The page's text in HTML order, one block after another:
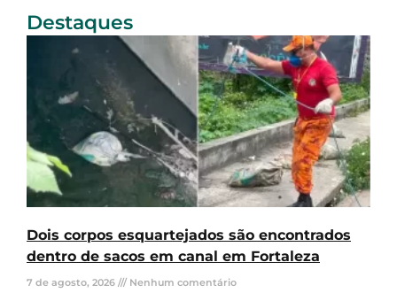
Destaques
Dois corpos esquartejados são encontrados
dentro de sacos em canal em Fortaleza
7 de agosto, 2026
Nenhum comentário